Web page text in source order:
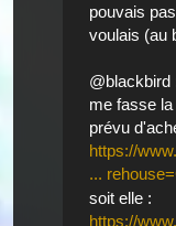
pouvais
voulais (au
@blackbird
me fasse
prévu
https://
...
soit elle :
https://